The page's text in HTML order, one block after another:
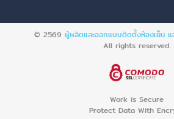
© 2569 ผู้ผลิตและออกแบบติดตั้งห้องเย็น แ
All rights reserved.
Work is Secure
Protect Data With